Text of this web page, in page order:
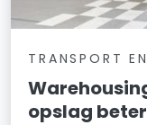
TRANSPORT
opslag